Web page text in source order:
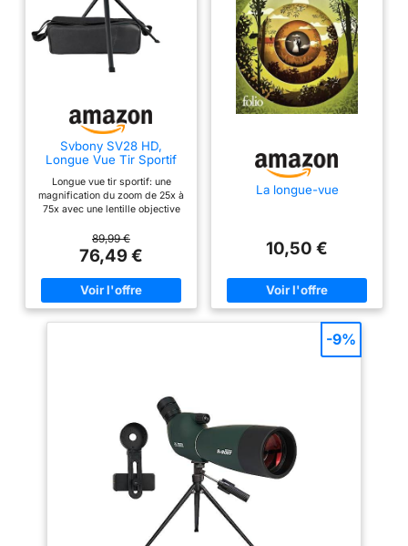
oiseaux; compatible avec
la caméra wifi SC001
pour réaliser
l'enregistrement de
vidéos et d'images et
faciliter le partage
de lentille FMC et
conception de prisme
BAK4; restaurer le
plumes d'oiseaux les
plus réalistes pour vous
aider à identifier
efficacement les espèces
d'oiseaux IPX6 étanche
efficacement l'humidité
de s'infiltrer à l'intérieur;
améliorez votre
expérience et prolongez
efficacement la durée de
vie Grande bague de
mise au point; mise au
Svbony SV28 HD,
Longue Vue Tir Sportif
Longue vue tir sportif: une
magnification du zoom de 25x à
75x avec une lentille objective
nature; un large champ de
vision à 20-13m/1000m;
oculaire à inclinaison de 45°;
soulagement des yeux 16-14
mm; exit pupil 3-1 mm; offre une
vue confortable; idéal pour le tir
film vert à couches multiples
pour des images claires et
contrastées; même dans des
conditions de faible luminosité;
revêtement avancé pour une
meilleure transmission de la
lumière Grand objectif de 70
mm: capacité de collecte de
lumière plus puissante; le tube
de 70 mm fournit suffisamment
de lumière et un bon champ de
89,99 €
76,49 €
La longue-vue
10,50 €
-9%